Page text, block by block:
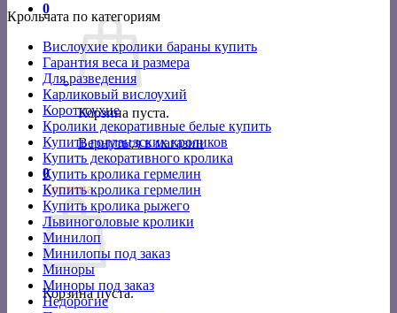
0
Корзина пуста.
Вернуться в магазин
0
Корзина
Корзина пуста.
Крольчата по категориям
Вислоухие кролики бараны купить
Гарантия веса и размера
Для разведения
Карликовый вислоухий
Короткоухие
Кролики декоративные белые купить
Купить голландских кроликов
Купить декоративного кролика
Купить кролика гермелин
Купить кролика гермелин
Купить кролика рыжего
Львиноголовые кролики
Минилоп
Минилопы под заказ
Миноры
Миноры под заказ
Недорогие